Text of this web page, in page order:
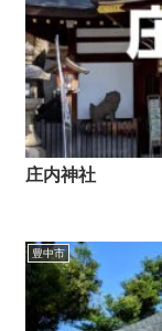
庄内神社
豊中市